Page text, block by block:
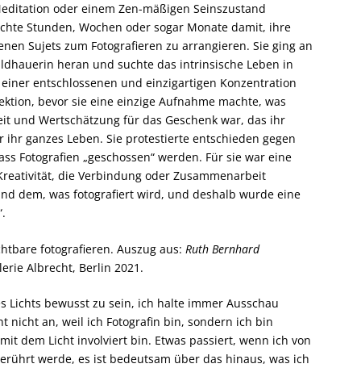
oder einem Zen-mäßigen Seinszustand
Stunden, Wochen oder sogar Monate damit, ihre
Sujets zum Fotografieren zu arrangieren. Sie ging an
heran und suchte das intrinsische Leben in
entschlossenen und einzigartigen Konzentration
bevor sie eine einzige Aufnahme machte, was
und Wertschätzung für das Geschenk war, das ihr
ganzes Leben. Sie protestierte entschieden gegen
Fotografien „geschossen“ werden. Für sie war eine
die Verbindung oder Zusammenarbeit
dem, was fotografiert wird, und deshalb wurde eine
fotografieren. Auszug aus: Ruth Bernhard
Albrecht, Berlin 2021.
Lichts bewusst zu sein, ich halte immer Ausschau
nicht an, weil ich Fotografin bin, sondern ich bin
dem Licht involviert bin. Etwas passiert, wenn ich von
werde, es ist bedeutsam über das hinaus, was ich